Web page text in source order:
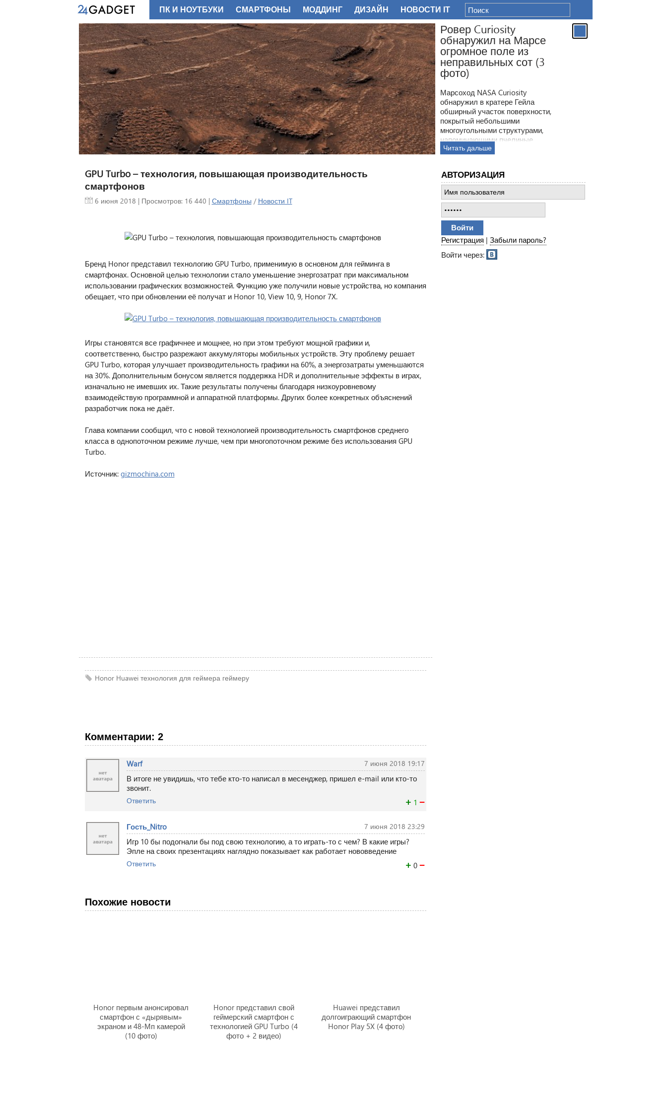
Ровер Curiosity
обнаружил на Марсе
огромное поле из
неправильных сот (3
фото)
Марсоход NASA Curiosity
обнаружил в кратере Гейла
обширный участок поверхности,
покрытый небольшими
многоугольными структурами,
напоминающими пчелиные
соты. Ранее ровер находил
затмила все предыдущее такие
открытия.
Читать дальше
GPU Turbo – технология, повышающая производительность
смартфонов
6 июня 2018 | Просмотров: 16 440 | Смартфоны / Новости IT
Бренд Honor представил технологию GPU Turbo, применимую в основном для гейминга в
смартфонах. Основной целью технологии стало уменьшение энергозатрат при максимальном
использовании графических возможностей. Функцию уже получили новые устройства, но компания
обещает, что при обновлении её получат и Honor 10, View 10, 9, Honor 7X.
Игры становятся все графичнее и мощнее, но при этом требуют мощной графики и,
соответственно, быстро разрежают аккумуляторы мобильных устройств. Эту проблему решает
GPU Turbo, которая улучшает производительность графики на 60%, а энергозатраты уменьшаются
на 30%. Дополнительным бонусом является поддержка HDR и дополнительные эффекты в играх,
изначально не имевших их. Такие результаты получены благодаря низкоуровневому
взаимодействую программной и аппаратной платформы. Других более конкретных объяснений
разработчик пока не даёт.
Глава компании сообщил, что с новой технологией производительность смартфонов среднего
класса в однопоточном режиме лучше, чем при многопоточном режиме без использования GPU
Turbo.
Источник: gizmochina.com
Honor Huawei технология для геймера геймеру
Комментарии: 2
7 июня 2018 19:17
Warf
В итоге не увидишь, что тебе кто-то написал в месенджер, пришел e-mail или кто-то
звонит.
+ 1 −
Ответить
7 июня 2018 23:29
Гость_Nitro
Игр 10 бы подогнали бы под свою технологию, а то играть-то с чем? В какие игры?
Эпле на своих презентациях наглядно показывает как работает нововведение
+ 0 −
Ответить
Похожие новости
Honor первым анонсировал
смартфон с «дырявым»
экраном и 48-Мп камерой
(10 фото)
Honor представил свой
геймерский смартфон с
технологией GPU Turbo (4
фото + 2 видео)
Huawei представил
долгоиграющий смартфон
Honor Play 5X (4 фото)
АВТОРИЗАЦИЯ
Регистрация | Забыли пароль?
Войти через:
ПК И НОУТБУКИ СМАРТФОНЫ МОДДИНГ ДИЗАЙН НОВОСТИ IT
ФОТО